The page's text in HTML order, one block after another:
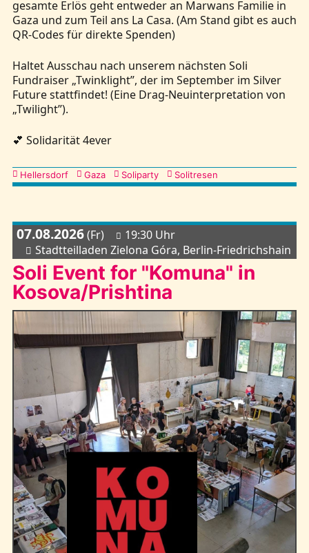
gesamte Erlös geht entweder an Marwans Familie in
Gaza und zum Teil ans La Casa. (Am Stand gibt es auch
QR-Codes für direkte Spenden)
Haltet Ausschau nach unserem nächsten Soli
Fundraiser „Twinklight”, der im September im Silver
Future stattfindet! (Eine Drag-Neuinterpretation von
„Twilight”).
💕 Solidarität 4ever
Kategorien
Hellersdorf Gaza Soliparty Solitresen
07.08.2026(Fr)
19:30 Uhr
Stadtteilladen Zielona Góra, Berlin-Friedrichshain
Soli Event for "Komuna" in
Kosova/Prishtina